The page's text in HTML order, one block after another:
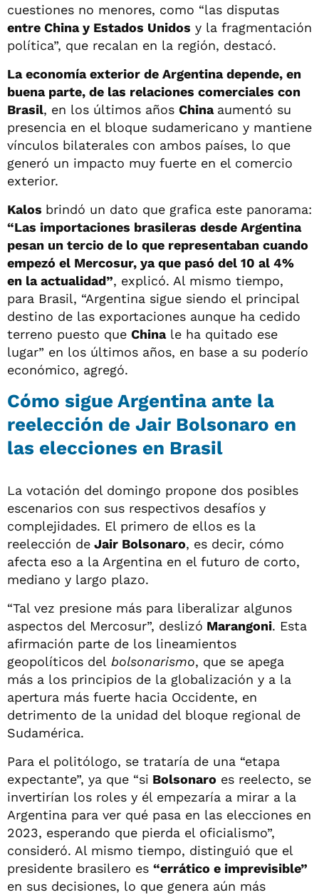
cuestiones no menores, como “las disputas
entre China y Estados Unidos y la fragmentación
política”, que recalan en la región, destacó.
La economía exterior de Argentina depende, en
buena parte, de las relaciones comerciales con
Brasil, en los últimos años China aumentó su
presencia en el bloque sudamericano y mantiene
vínculos bilaterales con ambos países, lo que
generó un impacto muy fuerte en el comercio
exterior.
Kalos brindó un dato que grafica este panorama:
“Las importaciones brasileras desde Argentina
pesan un tercio de lo que representaban cuando
empezó el Mercosur, ya que pasó del 10 al 4%
en la actualidad”, explicó. Al mismo tiempo,
para Brasil, “Argentina sigue siendo el principal
destino de las exportaciones aunque ha cedido
terreno puesto que Chinale ha quitado ese
lugar” en los últimos años, en base a su poderío
económico, agregó.
Cómo sigue Argentina ante la
reelección de Jair Bolsonaro en
las elecciones en Brasil
La votación del domingo propone dos posibles
escenarios con sus respectivos desafíos y
complejidades. El primero de ellos es la
reelección de Jair Bolsonaro, es decir, cómo
afecta eso a la Argentina en el futuro de corto,
mediano y largo plazo.
“Tal vez presione más para liberalizar algunos
aspectos del Mercosur”, deslizó Marangoni. Esta
afirmación parte de los lineamientos
geopolíticos del bolsonarismo, que se apega
más a los principios de la globalización y a la
apertura más fuerte hacia Occidente, en
detrimento de la unidad del bloque regional de
Sudamérica.
Para el politólogo, se trataría de una “etapa
expectante”, ya que “si Bolsonaro es reelecto, se
invertirían los roles y él empezaría a mirar a la
Argentina para ver qué pasa en las elecciones en
2023, esperando que pierda el oficialismo”,
consideró. Al mismo tiempo, distinguió que el
presidente brasilero es “errático e imprevisible”
en sus decisiones, lo que genera aún más